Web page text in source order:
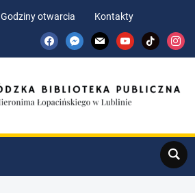
Godziny otwarcia
Kontakty
facebookmessenger
mail youtubetiktok
Search